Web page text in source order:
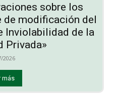
sobre los
de modificación del
Inviolabilidad de la
Privada»
2026
más